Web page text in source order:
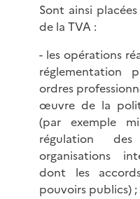
Sont ainsi
de la TVA :
- les opérations
réglementation
ordres
œuvre de la
(par exemple
régulation
organisations
dont les
pouvoirs publics) ;